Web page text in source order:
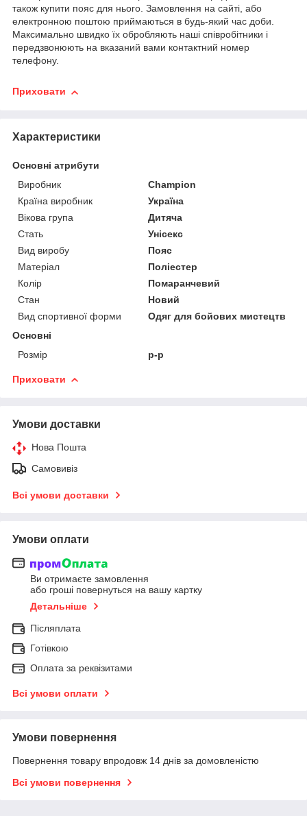
також купити пояс для нього. Замовлення на сайті, або
електронною поштою приймаються в будь-який час доби.
Максимально швидко їх обробляють наші співробітники і
передзвонюють на вказаний вами контактний номер
телефону.
Приховати
Характеристики
Основні атрибути
Виробник
Champion
Країна виробник
Україна
Вікова група
Дитяча
Стать
Унісекс
Вид виробу
Пояс
Матеріал
Поліестер
Колір
Помаранчевий
Стан
Новий
Вид спортивної форми
Одяг для бойових мистецтв
Основні
Розмір
р-р
Приховати
Умови доставки
Нова Пошта
Самовивіз
Всі умови доставки
Умови оплати
Ви отримаєте замовлення
або гроші повернуться на вашу картку
Детальніше
Післяплата
Готівкою
Оплата за реквізитами
Всі умови оплати
Умови повернення
Повернення товару впродовж 14 днів за домовленістю
Всі умови повернення